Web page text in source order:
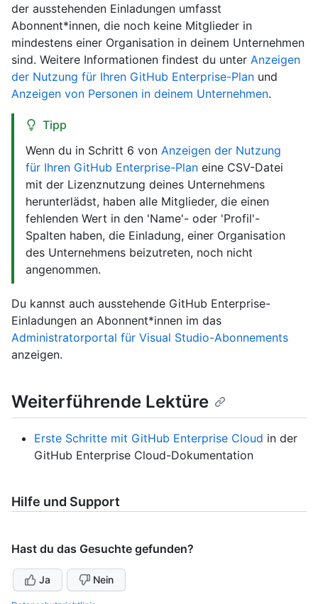
der ausstehenden Einladungen umfasst
Abonnent*innen, die noch keine Mitglieder in
mindestens einer Organisation in deinem Unternehmen
sind. Weitere Informationen findest du unter Anzeigen
der Nutzung für Ihren GitHub Enterprise-Plan und
Anzeigen von Personen in deinem Unternehmen.
Tipp
Wenn du in Schritt 6 von Anzeigen der Nutzung
für Ihren GitHub Enterprise-Plan eine CSV-Datei
mit der Lizenznutzung deines Unternehmens
herunterlädst, haben alle Mitglieder, die einen
fehlenden Wert in den 'Name'- oder 'Profil'-
Spalten haben, die Einladung, einer Organisation
des Unternehmens beizutreten, noch nicht
angenommen.
Du kannst auch ausstehende GitHub Enterprise-
Einladungen an Abonnent*innen im das
Administratorportal für Visual Studio-Abonnements
anzeigen.
Weiterführende Lektüre
Erste Schritte mit GitHub Enterprise Cloud in der
GitHub Enterprise Cloud-Dokumentation
Hilfe und Support
Hast du das Gesuchte gefunden?
Ja Nein